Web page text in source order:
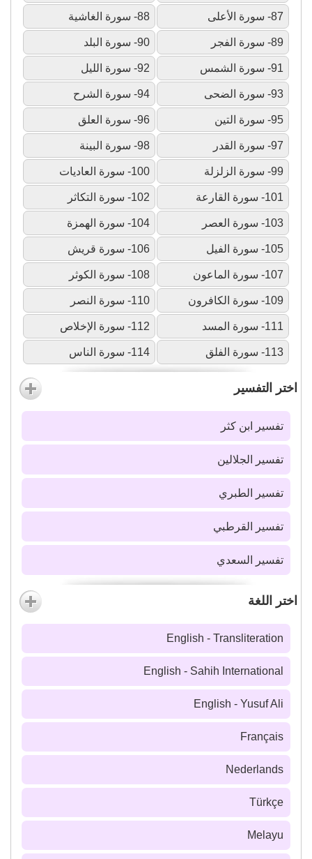
87- سورة الأعلى 88- سورة الغاشية
89- سورة الفجر 90- سورة البلد
91- سورة الشمس 92- سورة الليل
93- سورة الضحى 94- سورة الشرح
95- سورة التين 96- سورة العلق
97- سورة القدر 98- سورة البينة
99- سورة الزلزلة 100- سورة العاديات
101- سورة القارعة 102- سورة التكاثر
103- سورة العصر 104- سورة الهمزة
105- سورة الفيل 106- سورة قريش
107- سورة الماعون 108- سورة الكوثر
109- سورة الكافرون 110- سورة النصر
111- سورة المسد 112- سورة الإخلاص
113- سورة الفلق 114- سورة الناس
اختر التفسير
تفسير ابن كثر
تفسير الجلالين
تفسير الطبري
تفسير القرطبي
تفسير السعدي
اختر اللغة
English - Transliteration
English - Sahih International
English - Yusuf Ali
Français
Nederlands
Türkçe
Melayu